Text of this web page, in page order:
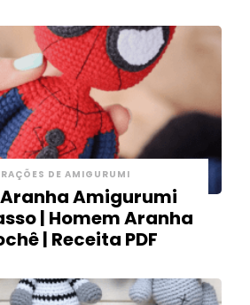
DE AMIGURUMI
Amigurumi
| Homem Aranha
| Receita PDF